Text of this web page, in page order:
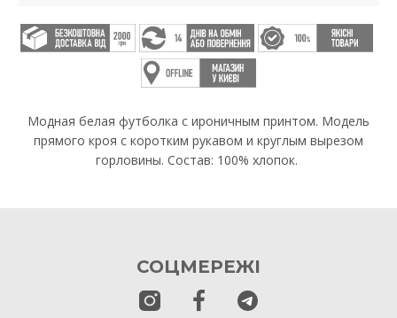
Модная белая футболка с ироничным принтом. Модель
прямого кроя с коротким рукавом и круглым вырезом
горловины. Состав: 100% хлопок.
СОЦМЕРЕЖІ